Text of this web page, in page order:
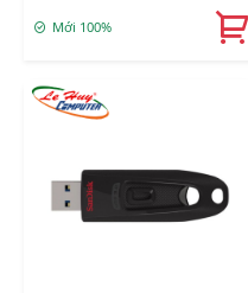
Mới 100%